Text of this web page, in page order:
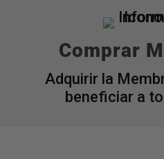
Comprar
Adquirir la
beneficiar a